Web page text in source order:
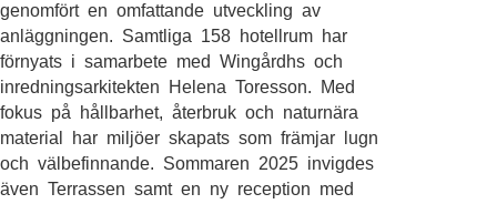
genomfört en omfattande utveckling av
anläggningen. Samtliga 158 hotellrum har
förnyats i samarbete med Wingårdhs och
inredningsarkitekten Helena Toresson. Med
fokus på hållbarhet, återbruk och naturnära
material har miljöer skapats som främjar lugn
och välbefinnande. Sommaren 2025 invigdes
även Terrassen samt en ny reception med